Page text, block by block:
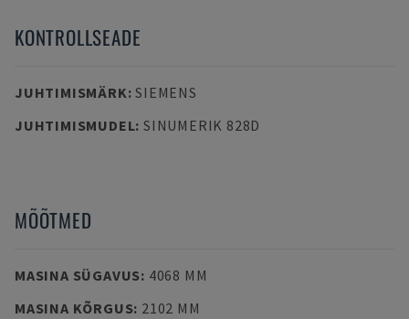
KONTROLLSEADE
JUHTIMISMÄRK:SIEMENS
JUHTIMISMUDEL: SINUMERIK 828D
MÕÕTMED
MASINA SÜGAVUS: 4068 MM
MASINA KÕRGUS: 2102 MM